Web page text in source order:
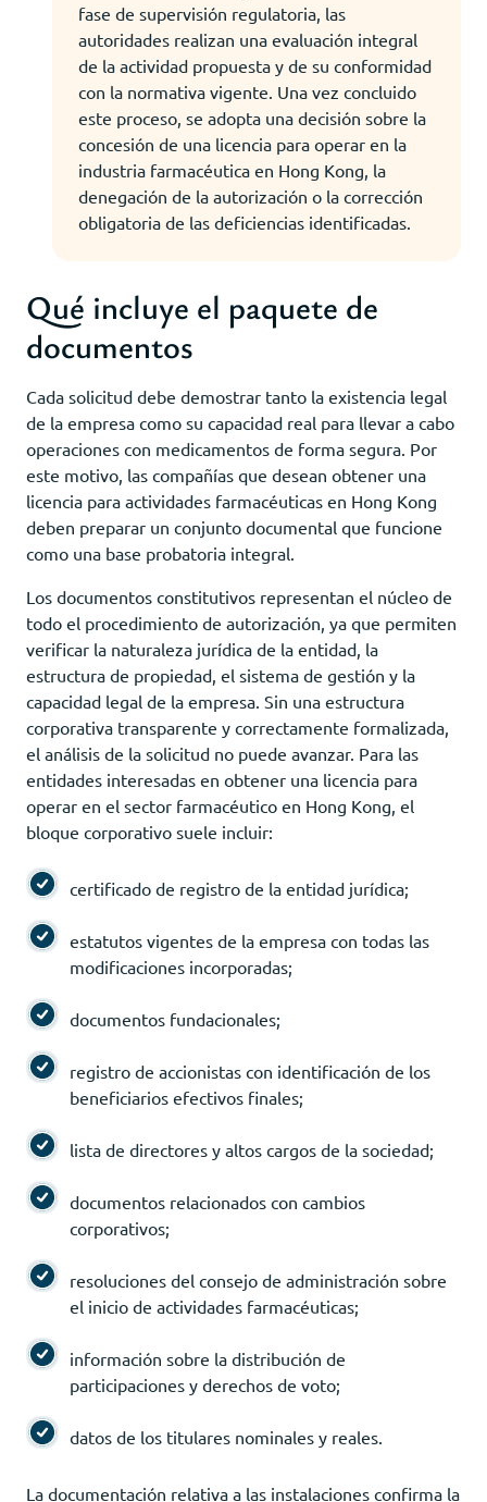
fase de supervisión regulatoria, las
autoridades realizan una evaluación integral
de la actividad propuesta y de su conformidad
con la normativa vigente. Una vez concluido
este proceso, se adopta una decisión sobre la
concesión de una licencia para operar en la
industria farmacéutica en Hong Kong, la
denegación de la autorización o la corrección
obligatoria de las deficiencias identificadas.
Qué incluye el paquete de
documentos
Cada solicitud debe demostrar tanto la existencia legal
de la empresa como su capacidad real para llevar a cabo
operaciones con medicamentos de forma segura. Por
este motivo, las compañías que desean obtener una
licencia para actividades farmacéuticas en Hong Kong
deben preparar un conjunto documental que funcione
como una base probatoria integral.
Los documentos constitutivos representan el núcleo de
todo el procedimiento de autorización, ya que permiten
verificar la naturaleza jurídica de la entidad, la
estructura de propiedad, el sistema de gestión y la
capacidad legal de la empresa. Sin una estructura
corporativa transparente y correctamente formalizada,
el análisis de la solicitud no puede avanzar. Para las
entidades interesadas en obtener una licencia para
operar en el sector farmacéutico en Hong Kong, el
bloque corporativo suele incluir:
certificado de registro de la entidad jurídica;
estatutos vigentes de la empresa con todas las
modificaciones incorporadas;
documentos fundacionales;
registro de accionistas con identificación de los
beneficiarios efectivos finales;
lista de directores y altos cargos de la sociedad;
documentos relacionados con cambios
corporativos;
resoluciones del consejo de administración sobre
el inicio de actividades farmacéuticas;
información sobre la distribución de
participaciones y derechos de voto;
datos de los titulares nominales y reales.
La documentación relativa a las instalaciones confirma la